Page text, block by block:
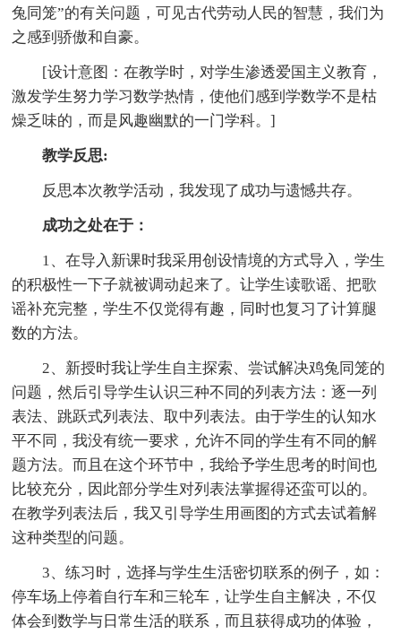
兔同笼”的有关问题，可见古代劳动人民的智慧，我们为
之感到骄傲和自豪。
[设计意图：在教学时，对学生渗透爱国主义教育，
激发学生努力学习数学热情，使他们感到学数学不是枯
燥乏味的，而是风趣幽默的一门学科。]
教学反思:
反思本次教学活动，我发现了成功与遗憾共存。
成功之处在于：
1、在导入新课时我采用创设情境的方式导入，学生
的积极性一下子就被调动起来了。让学生读歌谣、把歌
谣补充完整，学生不仅觉得有趣，同时也复习了计算腿
数的方法。
2、新授时我让学生自主探索、尝试解决鸡兔同笼的
问题，然后引导学生认识三种不同的列表方法：逐一列
表法、跳跃式列表法、取中列表法。由于学生的认知水
平不同，我没有统一要求，允许不同的学生有不同的解
题方法。而且在这个环节中，我给予学生思考的时间也
比较充分，因此部分学生对列表法掌握得还蛮可以的。
在教学列表法后，我又引导学生用画图的方式去试着解
这种类型的问题。
3、练习时，选择与学生生活密切联系的例子，如：
停车场上停着自行车和三轮车，让学生自主解决，不仅
体会到数学与日常生活的联系，而且获得成功的体验，